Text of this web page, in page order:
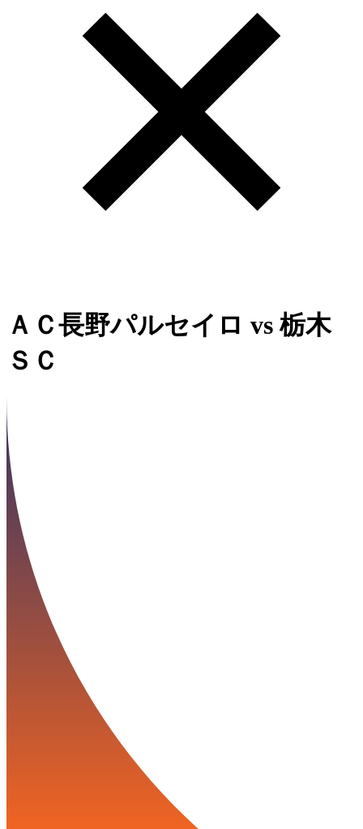
ＡＣ長野パルセイロ vs 栃木
ＳＣ